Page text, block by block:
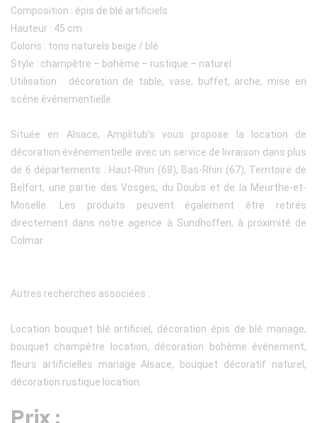
Composition : épis de blé artificiels
Hauteur : 45 cm
Coloris : tons naturels beige / blé
Style : champêtre – bohème – rustique – naturel
Utilisation : décoration de table, vase, buffet, arche, mise en
scène événementielle
Située en Alsace, Amplitub’s vous propose la location de
décoration événementielle avec un service de livraison dans plus
de 6 départements : Haut-Rhin (68), Bas-Rhin (67), Territoire de
Belfort, une partie des Vosges, du Doubs et de la Meurthe-et-
Moselle. Les produits peuvent également être retirés
directement dans notre agence à Sundhoffen, à proximité de
Colmar.
Autres recherches associées :
Location bouquet blé artificiel, décoration épis de blé mariage,
bouquet champêtre location, décoration bohème événement,
fleurs artificielles mariage Alsace, bouquet décoratif naturel,
décoration rustique location.
Prix :